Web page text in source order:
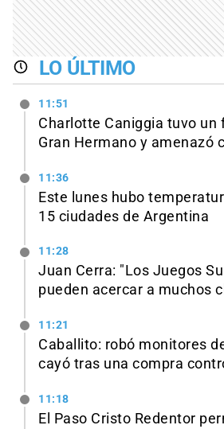
LO ÚLTIMO
11:51
Charlotte Caniggia tuvo un
Gran Hermano y amenazó
11:36
Este lunes hubo
15 ciudades de Argentina
11:28
Juan Cerra: "Los Juegos
pueden acercar a muchos
11:21
Caballito: robó monitores
cayó tras una compra
11:18
El Paso Cristo Redentor